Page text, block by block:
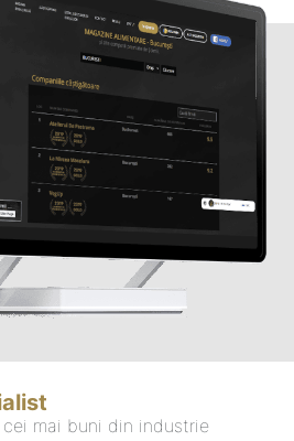
mai buni din industrie